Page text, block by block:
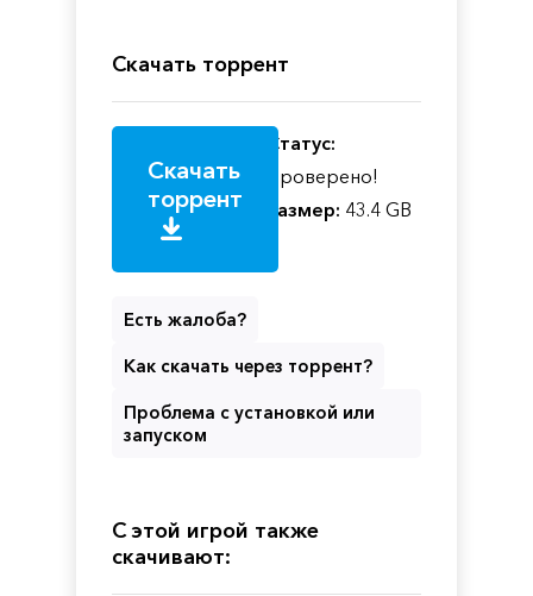
Скачать торрент
Скачать
торрент
Статус:
Проверено!
Размер: 43.4 GB
Есть жалоба?
Как скачать через торрент?
Проблема с установкой или
запуском
С этой игрой также
скачивают: